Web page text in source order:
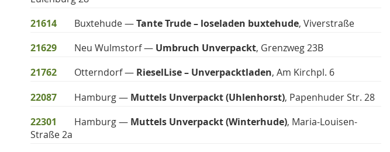
21614
Buxtehude —Tante Trude – loseladen buxtehude, Viverstraße
21629
Neu Wulmstorf — Umbruch Unverpackt, Grenzweg 23B
21762
Otterndorf — RieselLise – Unverpacktladen, Am Kirchpl. 6
22087
Hamburg — Muttels Unverpackt (Uhlenhorst), Papenhuder Str. 28
22301
Hamburg — Muttels Unverpackt (Winterhude), Maria-Louisen-
Straße 2a